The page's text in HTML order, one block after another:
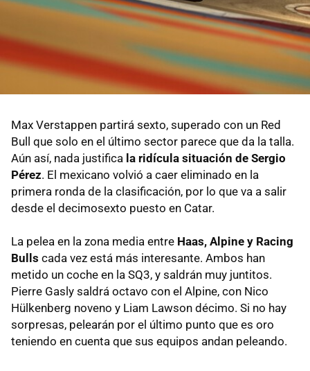
Max Verstappen partirá sexto, superado con un Red
Bull que solo en el último sector parece que da la talla.
Aún así, nada justifica la ridícula situación de Sergio
Pérez. El mexicano volvió a caer eliminado en la
primera ronda de la clasificación, por lo que va a salir
desde el decimosexto puesto en Catar.
La pelea en la zona media entre Haas, Alpine y Racing
Bulls cada vez está más interesante. Ambos han
metido un coche en la SQ3, y saldrán muy juntitos.
Pierre Gasly saldrá octavo con el Alpine, con Nico
Hülkenberg noveno y Liam Lawson décimo. Si no hay
sorpresas, pelearán por el último punto que es oro
teniendo en cuenta que sus equipos andan peleando.